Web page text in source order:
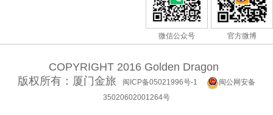
微信公众号 官方微博
COPYRIGHT 2016 Golden Dragon
版权所有：厦门金旅
闽ICP备05021996号-1
闽公网安备
35020602001264号